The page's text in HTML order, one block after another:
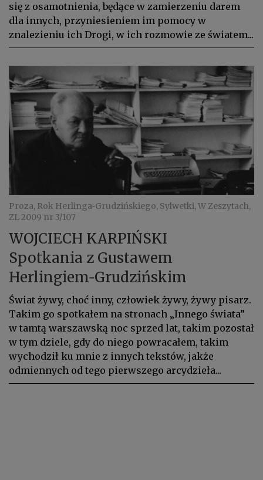
się z osamotnienia, będące w zamierzeniu darem
dla innych, przyniesieniem im pomocy w
znalezieniu ich Drogi, w ich rozmowie ze światem...
Proza, Rok Herlinga‑Grudzińskiego, Sylwetki, W Zeszytach,
ZL 2009 nr 3/107
WOJCIECH KARPIŃSKI
Spotkania z Gustawem
Herlingiem‑Grudzińskim
Świat żywy, choć inny, człowiek żywy, żywy pisarz.
Takim go spotkałem na stronach „Innego świata”
w tamtą warszawską noc sprzed lat, takim pozostał
w tym dziele, gdy do niego powracałem, takim
wychodził ku mnie z innych tekstów, jakże
odmiennych od tego pierwszego arcydzieła...